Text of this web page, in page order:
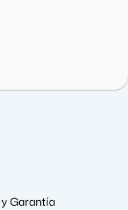
Garantía